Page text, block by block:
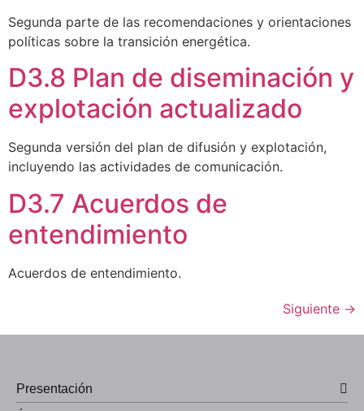
Segunda parte de las recomendaciones y orientaciones
políticas sobre la transición energética.
D3.8 Plan de diseminación y
explotación actualizado
Segunda versión del plan de difusión y explotación,
incluyendo las actividades de comunicación.
D3.7 Acuerdos de
entendimiento
Acuerdos de entendimiento.
Siguiente →
Presentación